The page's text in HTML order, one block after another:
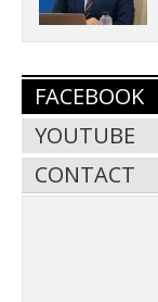
FACEBOOK
YOUTUBE
CONTACT